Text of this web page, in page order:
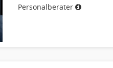
Personalberater